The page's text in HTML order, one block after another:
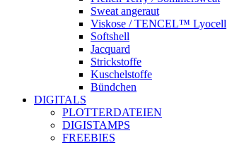
Instagram
Sweat angeraut
Viskose / TENCEL™ Lyocell
Softshell
Jacquard
Strickstoffe
Kuschelstoffe
Bündchen
DIGITALS
PLOTTERDATEIEN
DIGISTAMPS
FREEBIES